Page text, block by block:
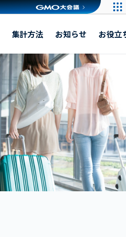
集計方法 お知らせ お役立